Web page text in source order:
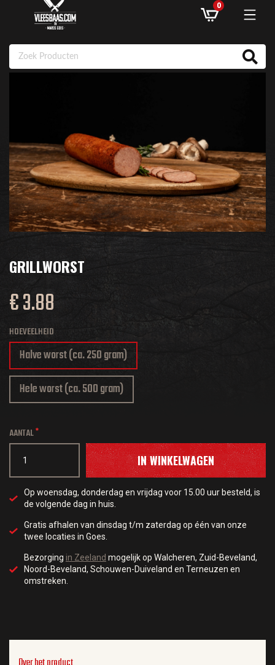
AANBIEDINGEN
RECEPTEN
KLANTENSERVICE
INLOGGEN
0
GRILLWORST
€ 3.88
HOEVEELHEID
Halve worst (ca. 250 gram)
Hele worst (ca. 500 gram)
AANTAL
IN WINKELWAGEN
Op woensdag, donderdag en vrijdag voor 15.00 uur besteld, is
de volgende dag in huis.
Gratis afhalen van dinsdag t/m zaterdag op één van onze
twee locaties in Goes.
Bezorging in Zeeland mogelijk op Walcheren, Zuid-Beveland,
Noord-Beveland, Schouwen-Duiveland en Terneuzen en
omstreken.